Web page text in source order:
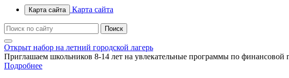
Карта сайта Карта сайта
Открыт набор на летний городской лагерь
Приглашаем школьников 8-14 лет на увлекательные программы по финансовой
Подробнее